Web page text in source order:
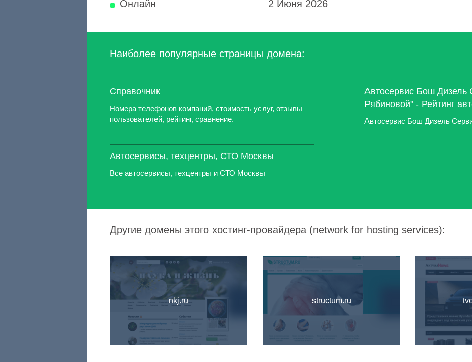
Онлайн 2 Июня 2026
Наиболее популярные страницы домена:
Справочник
Номера телефонов компаний, стоимость услуг, отзывы
пользователей, рейтинг, сравнение.
Автосервисы, техцентры, СТО Москвы
Все автосервисы, техцентры и СТО Москвы
Автосервис Бош Дизель
Рябиновой" - Рейтинг
Автосервис Бош Дизель
Другие домены этого хостинг-провайдера (network for hosting services):
nkj.ru structum.ru